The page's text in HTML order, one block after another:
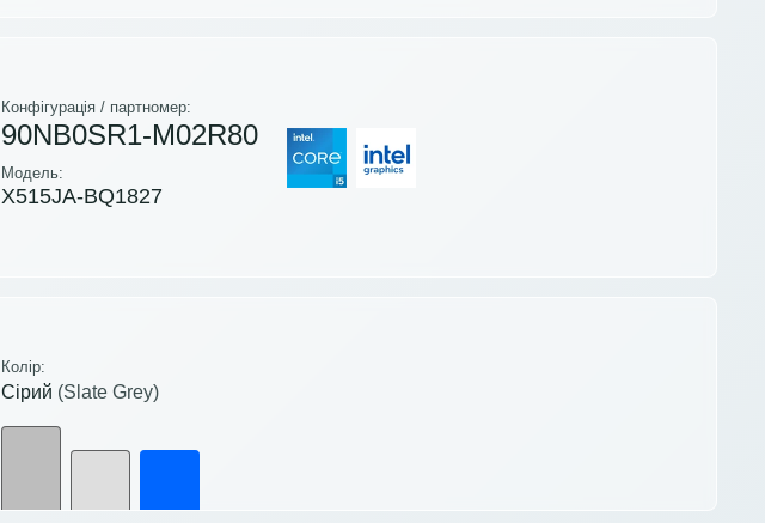
Конфігурація / партномер:
90NB0SR1-M02R80
Модель:
X515JA-BQ1827
Колір:
Сірий (Slate Grey)